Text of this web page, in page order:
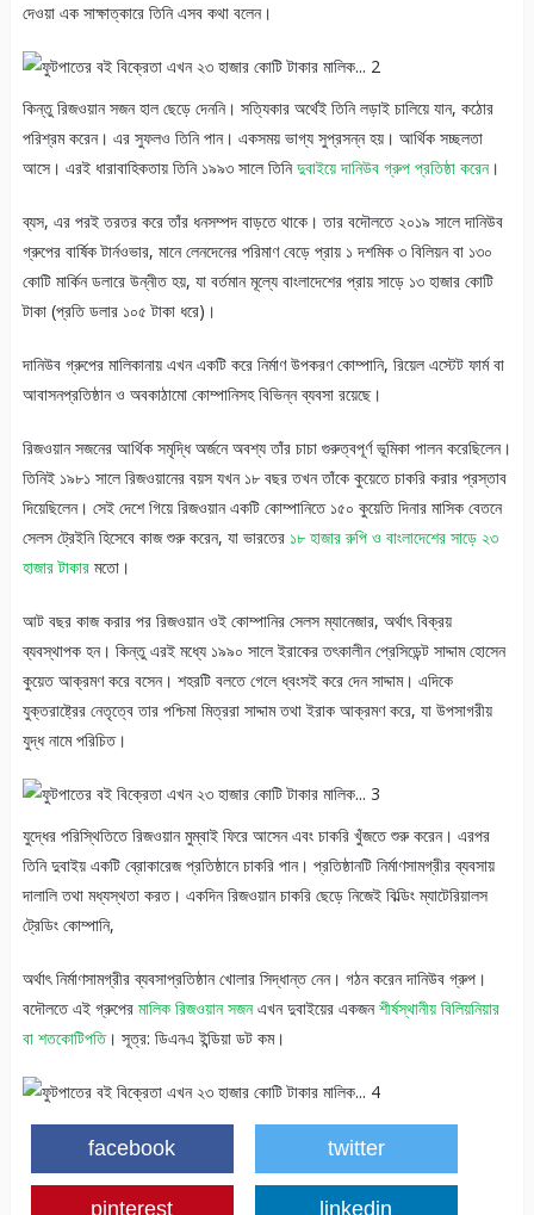
দেওয়া এক সাক্ষাত্কারে তিনি এসব কথা বলেন।
কিন্তু রিজওয়ান সজন হাল ছেড়ে দেননি। সত্যিকার অর্থেই তিনি লড়াই চালিয়ে যান, কঠোর
পরিশ্রম করেন। এর সুফলও তিনি পান। একসময় ভাগ্য সুপ্রসন্ন হয়। আর্থিক সচ্ছলতা
আসে। এরই ধারাবাহিকতায় তিনি ১৯৯৩ সালে তিনিদুবাইয়ে দানিউব গ্রুপ প্রতিষ্ঠা করেন।
ব্যস, এর পরই তরতর করে তাঁর ধনসম্পদ বাড়তে থাকে। তার বদৌলতে ২০১৯ সালে দানিউব
গ্রুপের বার্ষিক টার্নওভার, মানে লেনদেনের পরিমাণ বেড়ে প্রায় ১ দশমিক ৩ বিলিয়ন বা ১৩০
কোটি মার্কিন ডলারে উন্নীত হয়, যা বর্তমান মূল্যে বাংলাদেশের প্রায় সাড়ে ১৩ হাজার কোটি
টাকা (প্রতি ডলার ১০৫ টাকা ধরে)।
দানিউব গ্রুপের মালিকানায় এখন একটি করে নির্মাণ উপকরণ কোম্পানি, রিয়েল এস্টেট ফার্ম বা
আবাসনপ্রতিষ্ঠান ও অবকাঠামো কোম্পানিসহ বিভিন্ন ব্যবসা রয়েছে।
রিজওয়ান সজনের আর্থিক সমৃদ্ধি অর্জনে অবশ্য তাঁর চাচা গুরুত্বপূর্ণ ভূমিকা পালন করেছিলেন।
তিনিই ১৯৮১ সালে রিজওয়ানের বয়স যখন ১৮ বছর তখন তাঁকে কুয়েতে চাকরি করার প্রস্তাব
দিয়েছিলেন। সেই দেশে গিয়ে রিজওয়ান একটি কোম্পানিতে ১৫০ কুয়েতি দিনার মাসিক বেতনে
সেলস ট্রেইনি হিসেবে কাজ শুরু করেন, যা ভারতের ১৮ হাজার রুপি ও বাংলাদেশের সাড়ে ২৩
হাজার টাকার মতো।
আট বছর কাজ করার পর রিজওয়ান ওই কোম্পানির সেলস ম্যানেজার, অর্থাৎ বিক্রয়
ব্যবস্থাপক হন। কিন্তু এরই মধ্যে ১৯৯০ সালে ইরাকের তৎকালীন প্রেসিডেন্ট সাদ্দাম হোসেন
কুয়েত আক্রমণ করে বসেন। শহরটি বলতে গেলে ধ্বংসই করে দেন সাদ্দাম। এদিকে
যুক্তরাষ্ট্রের নেতৃত্বে তার পশ্চিমা মিত্ররা সাদ্দাম তথা ইরাক আক্রমণ করে, যা উপসাগরীয়
যুদ্ধ নামে পরিচিত।
যুদ্ধের পরিস্থিতিতে রিজওয়ান মুম্বাই ফিরে আসেন এবং চাকরি খুঁজতে শুরু করেন। এরপর
তিনি দুবাইয় একটি ব্রোকারেজ প্রতিষ্ঠানে চাকরি পান। প্রতিষ্ঠানটি নির্মাণসামগ্রীর ব্যবসায়
দালালি তথা মধ্যস্থতা করত। একদিন রিজওয়ান চাকরি ছেড়ে নিজেই বিল্ডিং ম্যাটেরিয়ালস
ট্রেডিং কোম্পানি,
অর্থাৎ নির্মাণসামগ্রীর ব্যবসাপ্রতিষ্ঠান খোলার সিদ্ধান্ত নেন। গঠন করেন দানিউব গ্রুপ।
বদৌলতে এই গ্রুপের মালিক রিজওয়ান সজনএখন দুবাইয়ের একজনশীর্ষস্থানীয় বিলিয়নিয়ার
বা শতকোটিপতি। সূত্র: ডিএনএ ইন্ডিয়া ডট কম।
facebook twitter
pinterest linkedin